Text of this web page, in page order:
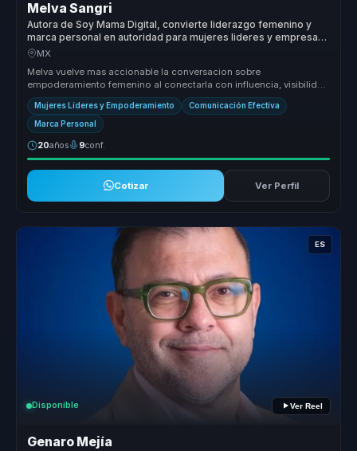
Melva Sangri
Autora de Soy Mama Digital, convierte liderazgo femenino y
marca personal en autoridad para mujeres lideres y empresas
globales.
MX
Melva vuelve mas accionable la conversacion sobre
empoderamiento femenino al conectarla con influencia, visibilidad
y capacidad real de d...
Mujeres Líderes y Empoderamiento Comunicación Efectiva
Marca Personal
20años 9conf.
Cotizar Ver Perfil
ES
Disponible Ver Reel
Genaro Mejía